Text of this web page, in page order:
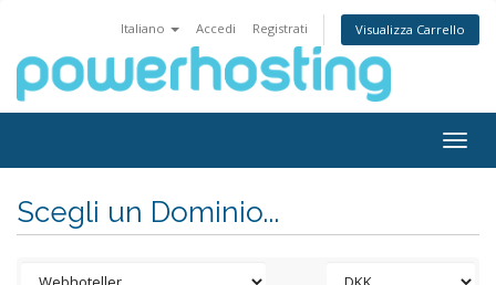
Italiano Accedi Registrati Visualizza Carrello
Scegli un Dominio...